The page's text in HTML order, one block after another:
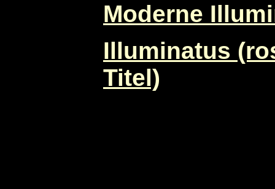
Moderne
Illuminatus
Titel)